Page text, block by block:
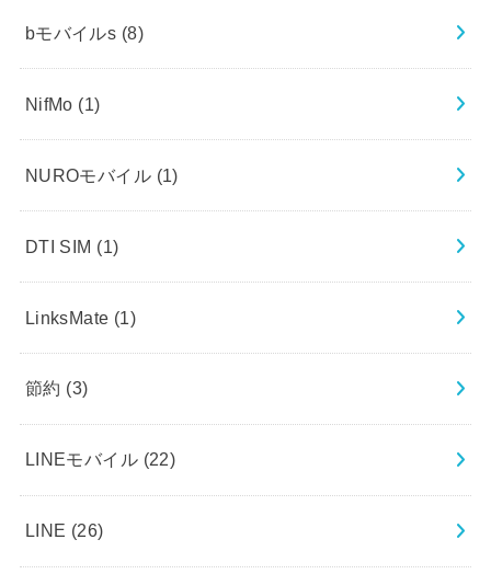
bモバイルs (8)
NifMo (1)
NUROモバイル (1)
DTI SIM (1)
LinksMate (1)
節約 (3)
LINEモバイル (22)
LINE (26)